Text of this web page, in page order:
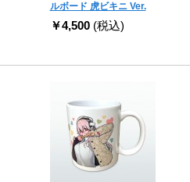
ルボード 虎ビキニ Ver.
￥4,500 (税込)